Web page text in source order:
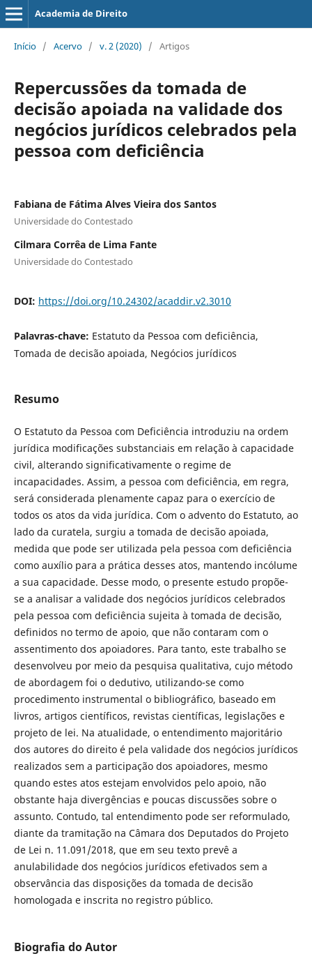
Academia de Direito
Início / Acervo / v. 2 (2020) / Artigos
Repercussões da tomada de
decisão apoiada na validade dos
negócios jurídicos celebrados pela
pessoa com deficiência
Fabiana de Fátima Alves Vieira dos Santos
Universidade do Contestado
Cilmara Corrêa de Lima Fante
Universidade do Contestado
DOI: https://doi.org/10.24302/acaddir.v2.3010
Palavras-chave: Estatuto da Pessoa com deficiência,
Tomada de decisão apoiada, Negócios jurídicos
Resumo
O Estatuto da Pessoa com Deficiência introduziu na ordem
jurídica modificações substanciais em relação à capacidade
civil, alterando significativamente o regime de
incapacidades. Assim, a pessoa com deficiência, em regra,
será considerada plenamente capaz para o exercício de
todos os atos da vida jurídica. Com o advento do Estatuto, ao
lado da curatela, surgiu a tomada de decisão apoiada,
medida que pode ser utilizada pela pessoa com deficiência
como auxílio para a prática desses atos, mantendo incólume
a sua capacidade. Desse modo, o presente estudo propõe-
se a analisar a validade dos negócios jurídicos celebrados
pela pessoa com deficiência sujeita à tomada de decisão,
definidos no termo de apoio, que não contaram com o
assentimento dos apoiadores. Para tanto, este trabalho se
desenvolveu por meio da pesquisa qualitativa, cujo método
de abordagem foi o dedutivo, utilizando-se como
procedimento instrumental o bibliográfico, baseado em
livros, artigos científicos, revistas científicas, legislações e
projeto de lei. Na atualidade, o entendimento majoritário
dos autores do direito é pela validade dos negócios jurídicos
realizados sem a participação dos apoiadores, mesmo
quando estes atos estejam envolvidos pelo apoio, não
obstante haja divergências e poucas discussões sobre o
assunto. Contudo, tal entendimento pode ser reformulado,
diante da tramitação na Câmara dos Deputados do Projeto
de Lei n. 11.091/2018, que em seu texto prevê a
anulabilidade dos negócios jurídicos efetivados sem a
observância das disposições da tomada de decisão
homologada e inscrita no registro público.
Biografia do Autor